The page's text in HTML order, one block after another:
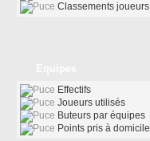
Classements joueurs
Effectifs
Joueurs utilisés
Buteurs par équipes
Points pris à domicile